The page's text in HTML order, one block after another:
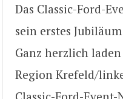
Das Classic-Ford-
sein erstes
Ganz herzlich
Region Krefeld/